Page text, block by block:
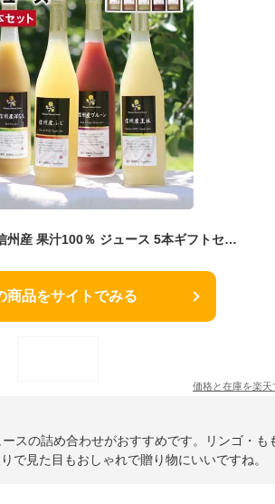
【送料無料】父の日 信州産 果汁100％ ジュース 5本ギフトセット あす楽 国産原料のみ 長野さん | りんごジュース りんご プルーン もも 桃 洋なし 王林 ストレートジュースを含む 内祝 ギフト プレゼント お祝い お礼 出産内祝い 出産祝い お中元 詰め合わせ ジュースセット
商品をサイトでみる
価格と在庫を楽天
スの詰め合わせがおすすめです。リンゴ・も
で見た目もおしゃれで贈り物にいいですね。